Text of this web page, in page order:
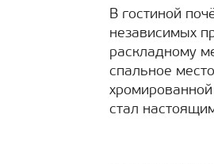
В гостиной
независимых
раскладному
спальное
стал